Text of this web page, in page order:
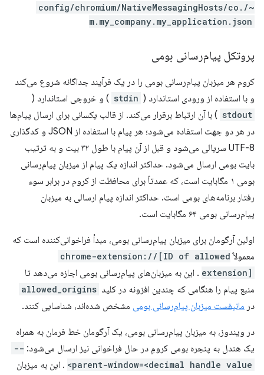
~/.config/chromium/NativeMessagingHosts/co
m.my_company.my_application.json
پروتکل پیام‌رسانی بومی
کروم هر میزبان پیام‌رسانی بومی را در یک فرآیند جداگانه شروع می‌کند
و با استفاده از ورودی استاندارد ( stdin ) و خروجی استاندارد (
stdout ) با آن ارتباط برقرار می‌کند. از قالب یکسانی برای ارسال پیام‌ها
در هر دو جهت استفاده می‌شود؛ هر پیام با استفاده از JSON و کدگذاری
UTF-8 سریالی می‌شود و قبل از آن پیام با طول ۳۲ بیت و به ترتیب
بایت بومی ارسال می‌شود. حداکثر اندازه یک پیام از میزبان پیام‌رسانی
بومی ۱ مگابایت است، که عمدتاً برای محافظت از کروم در برابر سوء
رفتار برنامه‌های بومی است. حداکثر اندازه پیام ارسالی به میزبان
پیام‌رسانی بومی ۶۴ مگابایت است.
اولین آرگومان برای میزبان پیام‌رسانی بومی، مبدأ فراخوانی‌کننده است که
معمولاً chrome-extension://[ID of allowed
extension] . این به میزبان‌های پیام‌رسانی بومی اجازه می‌دهد تا
منبع پیام را هنگامی که چندین افزونه در کلید allowed_origins
در مانیفست میزبان پیام‌رسانی بومی مشخص شده‌اند، شناسایی کنند.
در ویندوز، به میزبان پیام‌رسانی بومی، یک آرگومان خط فرمان به همراه
یک هندل به پنجره بومی کرومِ در حال فراخوانی نیز ارسال می‌شود: --
parent-window=<decimal handle value>
. این به میزبان